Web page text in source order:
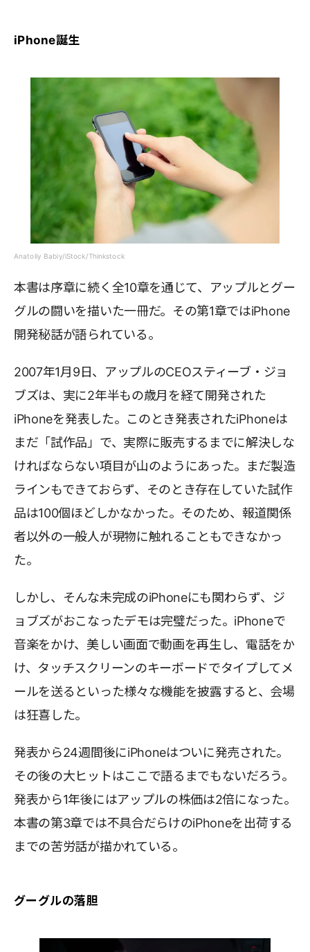
iPhone誕生
Anatoliy Babiy/iStock/Thinkstock
本書は序章に続く全10章を通じて、アップルとグー
グルの闘いを描いた一冊だ。その第1章ではiPhone
開発秘話が語られている。
2007年1月9日、アップルのCEOスティーブ・ジョ
ブズは、実に2年半もの歳月を経て開発された
iPhoneを発表した。このとき発表されたiPhoneは
まだ「試作品」で、実際に販売するまでに解決しな
ければならない項目が山のようにあった。まだ製造
ラインもできておらず、そのとき存在していた試作
品は100個ほどしかなかった。そのため、報道関係
者以外の一般人が現物に触れることもできなかっ
た。
しかし、そんな未完成のiPhoneにも関わらず、ジ
ョブズがおこなったデモは完璧だった。iPhoneで
音楽をかけ、美しい画面で動画を再生し、電話をか
け、タッチスクリーンのキーボードでタイプしてメ
ールを送るといった様々な機能を披露すると、会場
は狂喜した。
発表から24週間後にiPhoneはついに発売された。
その後の大ヒットはここで語るまでもないだろう。
発表から1年後にはアップルの株価は2倍になった。
本書の第3章では不具合だらけのiPhoneを出荷する
までの苦労話が描かれている。
グーグルの落胆